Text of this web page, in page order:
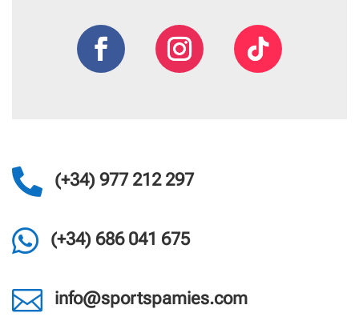
 (+34) 977 212 297
 (+34) 686 041 675
 info@sportspamies.com